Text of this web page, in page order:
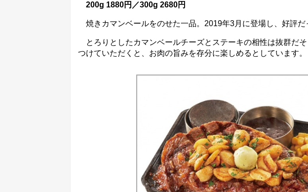
200g 1880円／300g 2680円
焼きカマンベールをのせた一品。2019年3月に登場し、好評だ
とろりとしたカマンベールチーズとステーキの相性は抜群だ
つけていただくと、お肉の旨みを存分に楽しめるとしています。